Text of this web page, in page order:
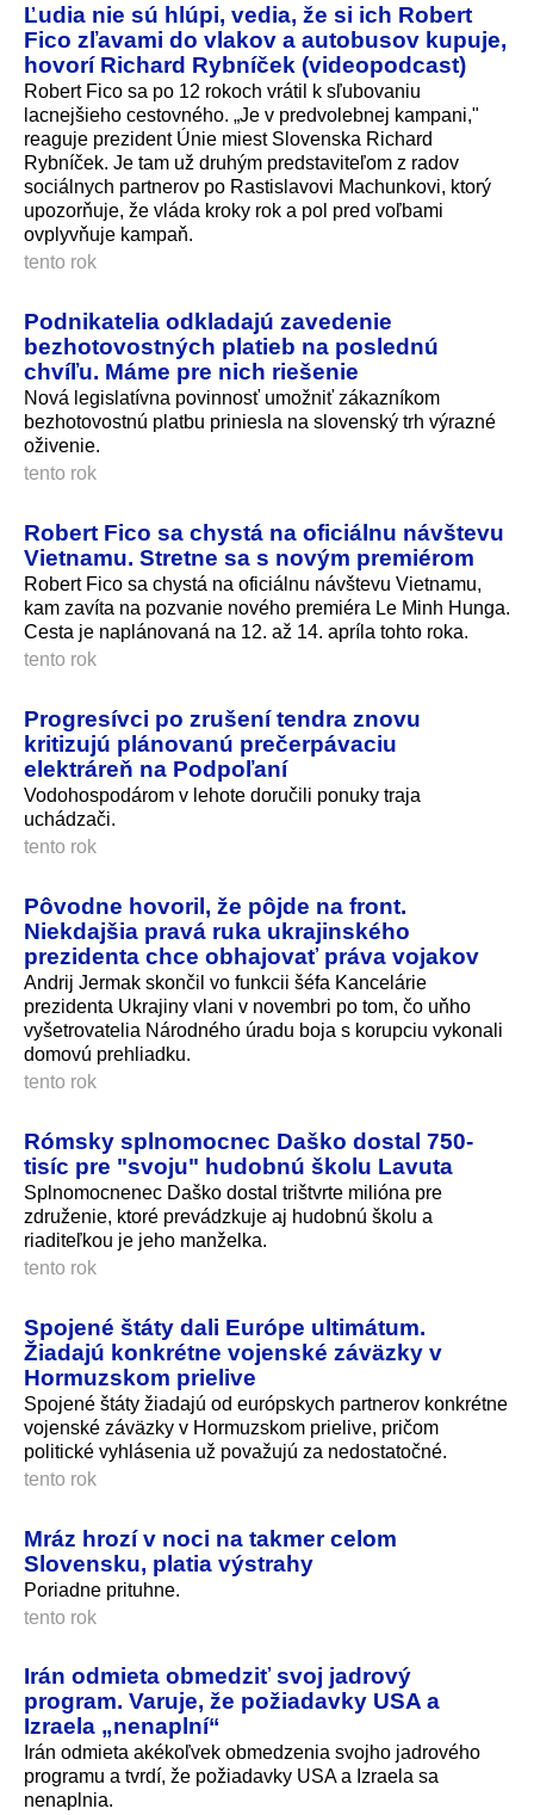
Ľudia nie sú hlúpi, vedia, že si ich Robert
Fico zľavami do vlakov a autobusov kupuje,
hovorí Richard Rybníček (videopodcast)
Robert Fico sa po 12 rokoch vrátil k sľubovaniu
lacnejšieho cestovného. „Je v predvolebnej kampani,"
reaguje prezident Únie miest Slovenska Richard
Rybníček. Je tam už druhým predstaviteľom z radov
sociálnych partnerov po Rastislavovi Machunkovi, ktorý
upozorňuje, že vláda kroky rok a pol pred voľbami
ovplyvňuje kampaň.
tento rok
Podnikatelia odkladajú zavedenie
bezhotovostných platieb na poslednú
chvíľu. Máme pre nich riešenie
Nová legislatívna povinnosť umožniť zákazníkom
bezhotovostnú platbu priniesla na slovenský trh výrazné
oživenie.
tento rok
Robert Fico sa chystá na oficiálnu návštevu
Vietnamu. Stretne sa s novým premiérom
Robert Fico sa chystá na oficiálnu návštevu Vietnamu,
kam zavíta na pozvanie nového premiéra Le Minh Hunga.
Cesta je naplánovaná na 12. až 14. apríla tohto roka.
tento rok
Progresívci po zrušení tendra znovu
kritizujú plánovanú prečerpávaciu
elektráreň na Podpoľaní
Vodohospodárom v lehote doručili ponuky traja
uchádzači.
tento rok
Pôvodne hovoril, že pôjde na front.
Niekdajšia pravá ruka ukrajinského
prezidenta chce obhajovať práva vojakov
Andrij Jermak skončil vo funkcii šéfa Kancelárie
prezidenta Ukrajiny vlani v novembri po tom, čo uňho
vyšetrovatelia Národného úradu boja s korupciu vykonali
domovú prehliadku.
tento rok
Rómsky splnomocnec Daško dostal 750-
tisíc pre "svoju" hudobnú školu Lavuta
Splnomocnenec Daško dostal trištvrte milióna pre
združenie, ktoré prevádzkuje aj hudobnú školu a
riaditeľkou je jeho manželka.
tento rok
Spojené štáty dali Európe ultimátum.
Žiadajú konkrétne vojenské záväzky v
Hormuzskom prielive
Spojené štáty žiadajú od európskych partnerov konkrétne
vojenské záväzky v Hormuzskom prielive, pričom
politické vyhlásenia už považujú za nedostatočné.
tento rok
Mráz hrozí v noci na takmer celom
Slovensku, platia výstrahy
Poriadne prituhne.
tento rok
Irán odmieta obmedziť svoj jadrový
program. Varuje, že požiadavky USA a
Izraela „nenaplní“
Irán odmieta akékoľvek obmedzenia svojho jadrového
programu a tvrdí, že požiadavky USA a Izraela sa
nenaplnia.